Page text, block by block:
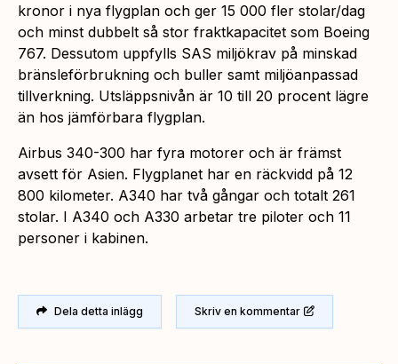
kronor i nya flygplan och ger 15 000 fler stolar/dag
och minst dubbelt så stor fraktkapacitet som Boeing
767. Dessutom uppfylls SAS miljökrav på minskad
bränsleförbrukning och buller samt miljöanpassad
tillverkning. Utsläppsnivån är 10 till 20 procent lägre
än hos jämförbara flygplan.
Airbus 340-300 har fyra motorer och är främst
avsett för Asien. Flygplanet har en räckvidd på 12
800 kilometer. A340 har två gångar och totalt 261
stolar. I A340 och A330 arbetar tre piloter och 11
personer i kabinen.
Dela detta inlägg Skriv en kommentar